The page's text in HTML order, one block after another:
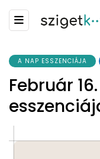
A NAP ESSZENCIÁJA
Február